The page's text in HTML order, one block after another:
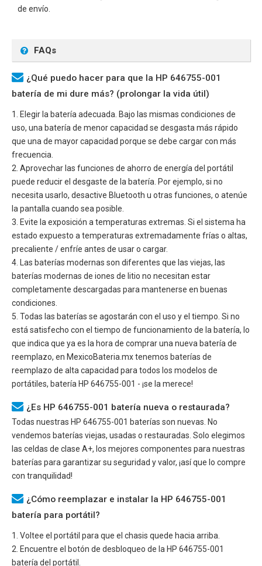
de envío.
FAQs
¿Qué puedo hacer para que la HP 646755-001
batería de mi dure más? (prolongar la vida útil)
1. Elegir la batería adecuada. Bajo las mismas condiciones de
uso, una batería de menor capacidad se desgasta más rápido
que una de mayor capacidad porque se debe cargar con más
frecuencia.
2. Aprovechar las funciones de ahorro de energía del portátil
puede reducir el desgaste de la batería. Por ejemplo, si no
necesita usarlo, desactive Bluetooth u otras funciones, o atenúe
la pantalla cuando sea posible.
3. Evite la exposición a temperaturas extremas. Si el sistema ha
estado expuesto a temperaturas extremadamente frías o altas,
precaliente / enfríe antes de usar o cargar.
4. Las baterías modernas son diferentes que las viejas, las
baterías modernas de iones de litio no necesitan estar
completamente descargadas para mantenerse en buenas
condiciones.
5. Todas las baterías se agostarán con el uso y el tiempo. Si no
está satisfecho con el tiempo de funcionamiento de la batería, lo
que indica que ya es la hora de comprar una nueva batería de
reemplazo, en MexicoBateria.mx tenemos baterías de
reemplazo de alta capacidad para todos los modelos de
portátiles, batería HP 646755-001 - ¡se la merece!
¿Es HP 646755-001 batería nueva o restaurada?
Todas nuestras HP 646755-001 baterías son nuevas. No
vendemos baterías viejas, usadas o restauradas. Solo elegimos
las celdas de clase A+, los mejores componentes para nuestras
baterías para garantizar su seguridad y valor, ¡así que lo compre
con tranquilidad!
¿Cómo reemplazar e instalar la HP 646755-001
batería para portátil?
1. Voltee el portátil para que el chasis quede hacia arriba.
2. Encuentre el botón de desbloqueo de la HP 646755-001
batería del portátil.